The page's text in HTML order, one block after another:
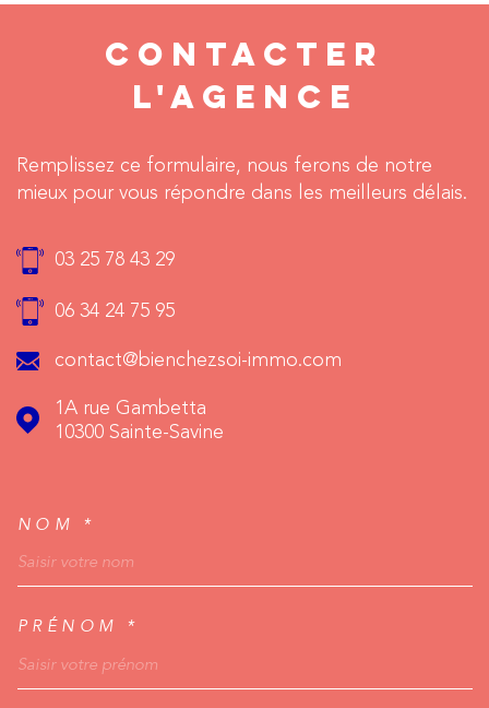
CONTACTER
L'AGENCE
Remplissez ce formulaire, nous ferons de notre
mieux pour vous répondre dans les meilleurs délais.
03 25 78 43 29
06 34 24 75 95
contact@bienchezsoi-immo.com
1A rue Gambetta
10300 Sainte-Savine
NOM *
PRÉNOM *